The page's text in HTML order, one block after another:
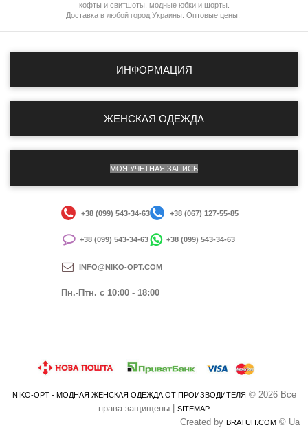
кофты и свитшоты, модные юбки и шорты.
Доставка в любой город Украины. Оптовые цены.
ИНФОРМАЦИЯ
ЖЕНСКАЯ ОДЕЖДА
МОЯ УЧЕТНАЯ ЗАПИСЬ
+38 (099) 543-34-63 +38 (067) 127-55-85
+38 (099) 543-34-63 +38 (099) 543-34-63
INFO@NIKO-OPT.COM
Пн.-Птн. c 10:00 - 18:00
NIKO-OPT - МОДНАЯ ЖЕНСКАЯ ОДЕЖДА ОТ ПРОИЗВОДИТЕЛЯ © 2026 Все
права защищены |
SITEMAP
Created by BRATUH.COM © Ua